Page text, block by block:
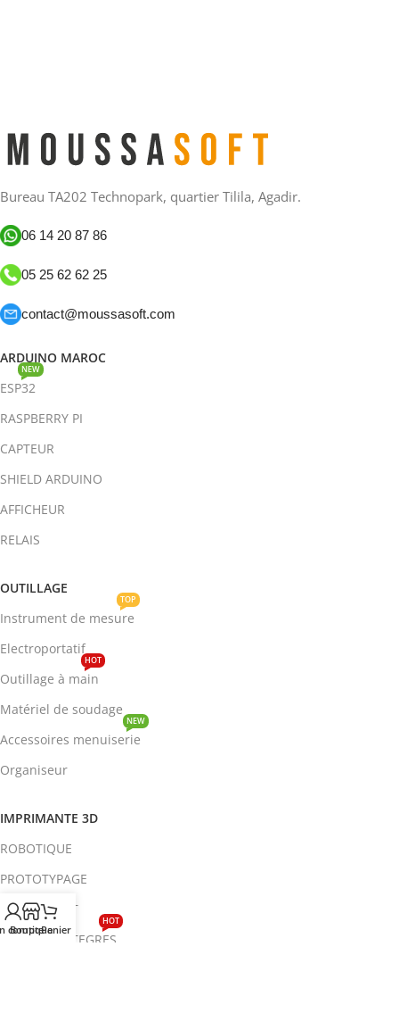
Bureau TA202 Technopark, quartier Tilila, Agadir.
06 14 20 87 86
05 25 62 62 25
contact@moussasoft.com
ARDUINO MAROC
ESP32
NEW
RASPBERRY PI
CAPTEUR
SHIELD ARDUINO
AFFICHEUR
RELAIS
OUTILLAGE
Instrument de mesure
TOP
Electroportatif
Outillage à main
HOT
Matériel de soudage
Accessoires menuiserie
NEW
Organiseur
IMPRIMANTE 3D
ROBOTIQUE
PROTOTYPAGE
COMPOSANT
CIRCUITS INTEGRES
HOT
compte
BoutiquePanier